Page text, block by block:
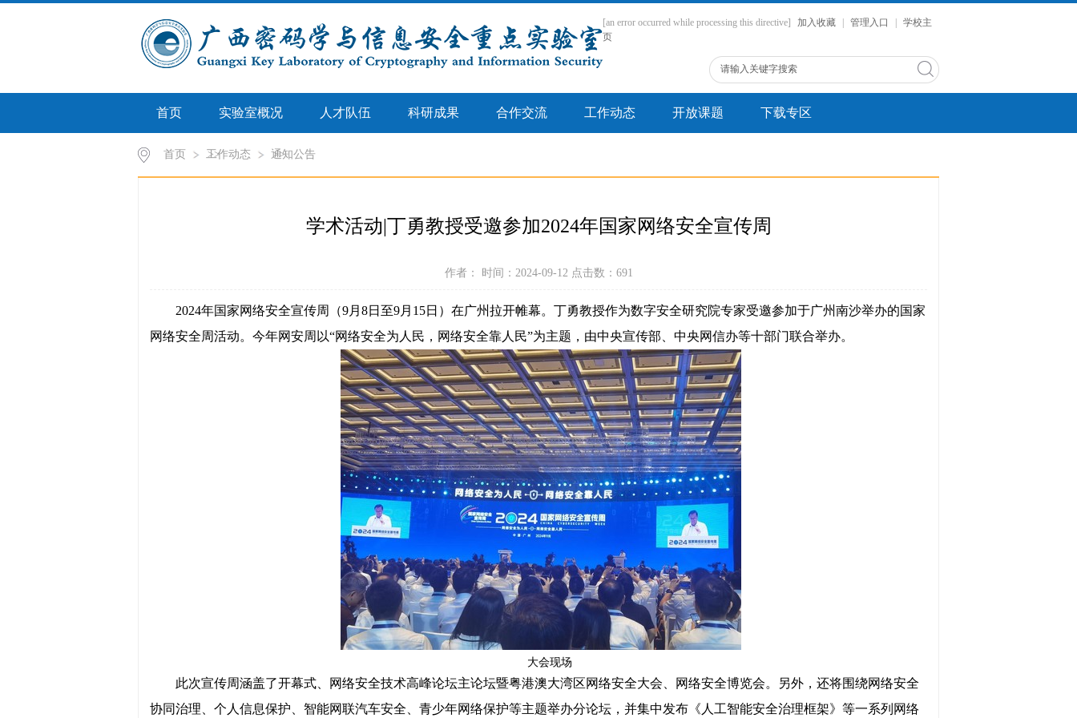
[an error occurred while processing this directive] 加入收藏 管理入口
学校主
页
首页 实验室概况 人才队伍 科研成果 合作交流 工作动态 开放课题 下载专区
首页 >>
工作动态 >>
通知公告
学术活动|丁勇教授受邀参加2024年国家网络安全宣传周
作者： 时间：2024-09-12 点击数： 691
2024年国家网络安全宣传周（9月 8日至9月 15日）在广州拉开帷幕。丁勇教授作为数字安全研究院专家受邀参加于广州南沙举办的国家
网络安全周活动。今年网安周以“网络安全为人民，网络安全靠人民”为主题，由中央宣传部、中央网信办等十部门联合举办。
大会现场
此次宣传周涵盖了开幕式、网络安全技术高峰论坛主论坛暨粤港澳大湾区网络安全大会、网络安全博览会。另外，还将围绕网络安全
协同治理、个人信息保护、智能网联汽车安全、青少年网络保护等主题举办分论坛，并集中发布《人工智能安全治理框架》等一系列网络